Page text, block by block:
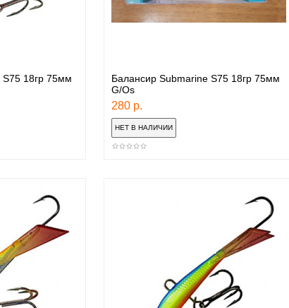
18гр 75мм
Балансир Submarine S75 18гр 75мм
G/Os
280 р.